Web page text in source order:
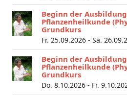
Beginn der
Pflanzenheilkunde
Grundkurs
Fr. 25.09.2026 - Sa.
Beginn der
Pflanzenheilkunde
Grundkurs
Do. 8.10.2026 - Fr.